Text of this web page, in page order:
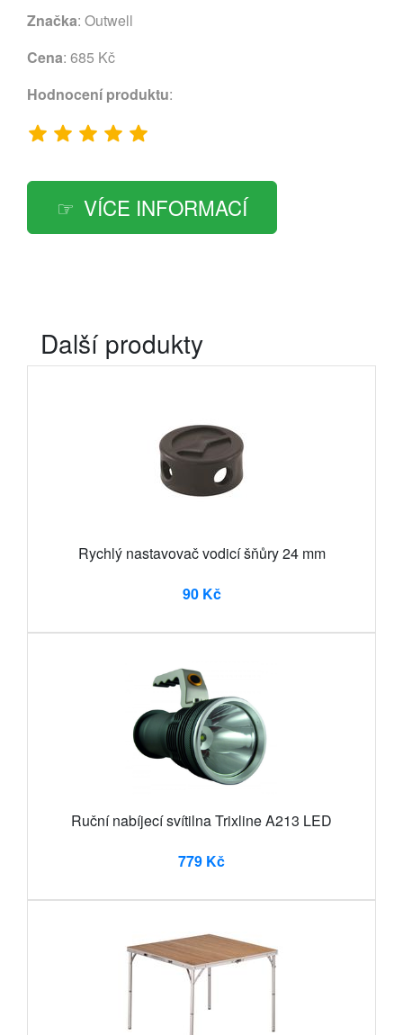
Značka: Outwell
Cena: 685 Kč
Hodnocení produktu:
VÍCE INFORMACÍ
Další produkty
Rychlý nastavovač vodicí šňůry 24 mm
90 Kč
Ruční nabíjecí svítilna Trixline A213 LED
779 Kč